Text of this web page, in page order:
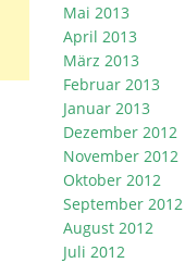
Mai 2013
April 2013
März 2013
Februar 2013
Januar 2013
Dezember 2012
November 2012
Oktober 2012
September 2012
August 2012
Juli 2012